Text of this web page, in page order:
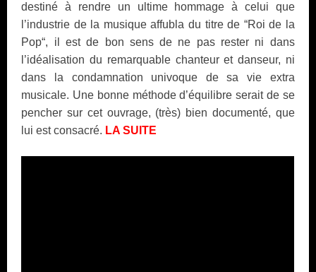
destiné à rendre un ultime hommage à celui que
l’industrie de la musique affubla du titre de “Roi de la
Pop“, il est de bon sens de ne pas rester ni dans
l’idéalisation du remarquable chanteur et danseur, ni
dans la condamnation univoque de sa vie extra
musicale. Une bonne méthode d’équilibre serait de se
pencher sur cet ouvrage, (très) bien documenté, que
lui est consacré. LA SUITE